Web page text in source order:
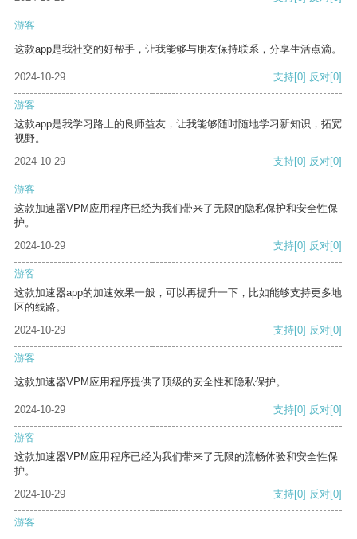
游客
这款app是我社交的好帮手，让我能够与朋友保持联系，分享生活点滴。
2024-10-29 支持[0] 反对[0]
游客
这款app是我学习路上的良师益友，让我能够随时随地学习新知识，拓宽
视野。
2024-10-29
支持[0] 反对[0]
游客
这款加速器VPM应用程序已经为我们带来了无限的隐私保护和安全性保
护。
2024-10-29
支持[0] 反对[0]
游客
这款加速器app的加速效果一般，可以再提升一下，比如能够支持更多地
区的线路。
2024-10-29
支持[0] 反对[0]
游客
这款加速器VPM应用程序提供了顶级的安全性和隐私保护。
2024-10-29 支持[0] 反对[0]
游客
这款加速器VPM应用程序已经为我们带来了无限的流畅体验和安全性保
护。
2024-10-29
支持[0] 反对[0]
游客